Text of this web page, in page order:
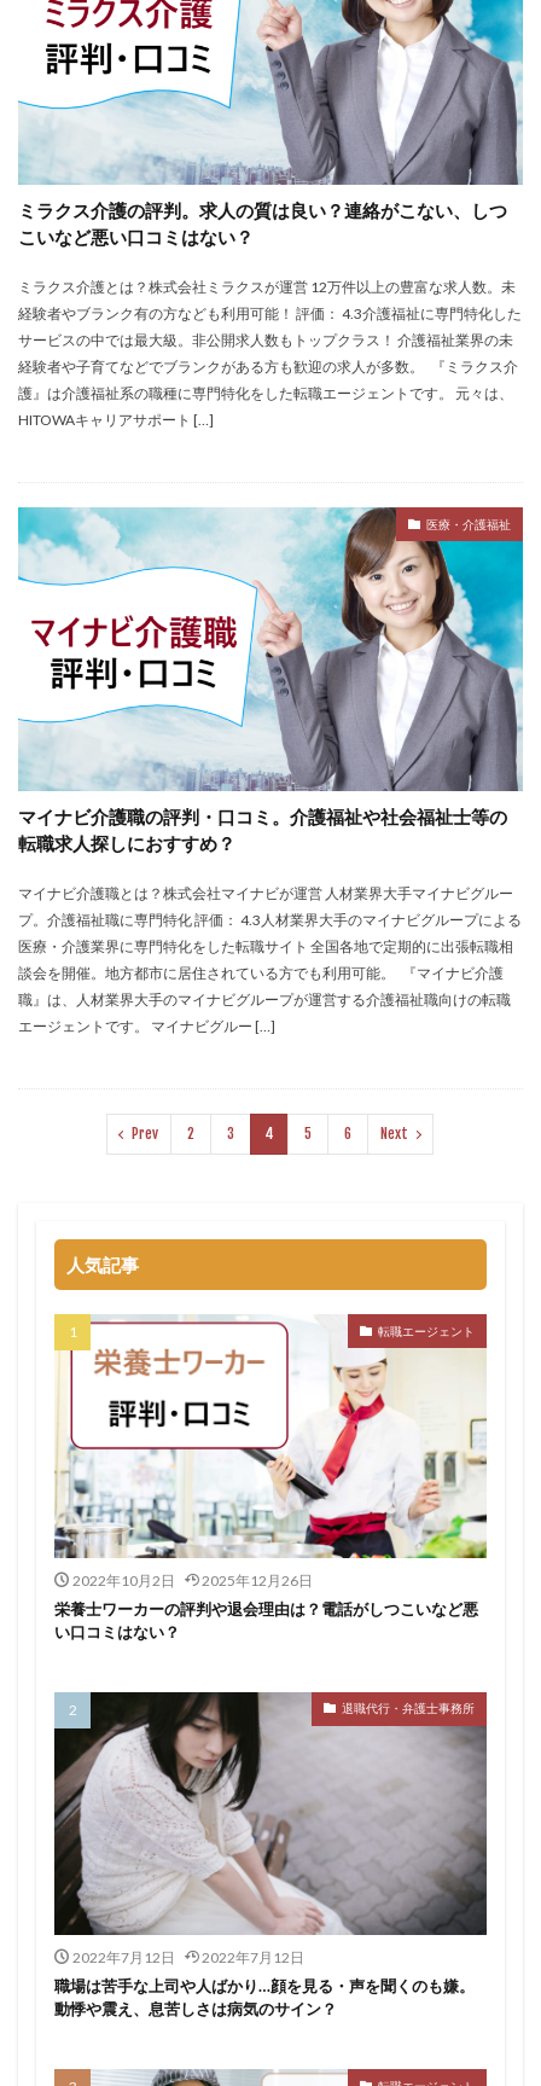
ミラクス介護の評判。求人の質は良い？連絡がこない、しつ
こいなど悪い口コミはない？
ミラクス介護とは？株式会社ミラクスが運営 12万件以上の豊富な求人数。未
経験者やブランク有の方なども利用可能！ 評価： 4.3介護福祉に専門特化した
サービスの中では最大級。非公開求人数もトップクラス！ 介護福祉業界の未
経験者や子育てなどでブランクがある方も歓迎の求人が多数。 『ミラクス介
護』は介護福祉系の職種に専門特化をした転職エージェントです。 元々は、
HITOWAキャリアサポート […]
医療・介護福祉
マイナビ介護職の評判・口コミ。介護福祉や社会福祉士等の
転職求人探しにおすすめ？
マイナビ介護職とは？株式会社マイナビが運営 人材業界大手マイナビグルー
プ。介護福祉職に専門特化 評価： 4.3人材業界大手のマイナビグループによる
医療・介護業界に専門特化をした転職サイト 全国各地で定期的に出張転職相
談会を開催。地方都市に居住されている方でも利用可能。 『マイナビ介護
職』は、人材業界大手のマイナビグループが運営する介護福祉職向けの転職
エージェントです。 マイナビグルー […]
Prev 2 3 4 5 6 Next
人気記事
転職エージェント
2022年10月2日 2025年12月26日
栄養士ワーカーの評判や退会理由は？電話がしつこいなど悪
い口コミはない？
退職代行・弁護士事務所
2022年7月12日 2022年7月12日
職場は苦手な上司や人ばかり…顔を見る・声を聞くのも嫌。
動悸や震え、息苦しさは病気のサイン？